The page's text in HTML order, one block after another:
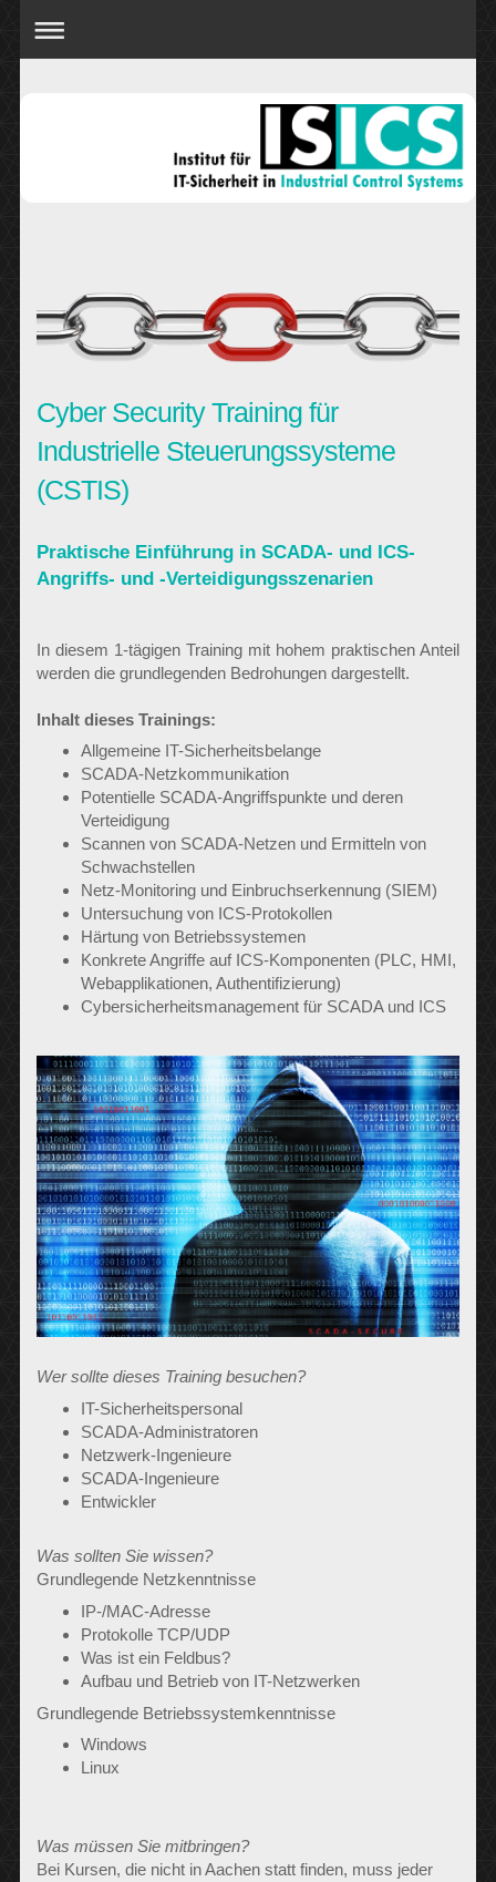
Cyber Security Training für
Industrielle Steuerungssysteme
(CSTIS)
Praktische Einführung in SCADA- und ICS-
Angriffs- und -Verteidigungsszenarien
In diesem 1-tägigen Training mit hohem praktischen Anteil
werden die grundlegenden Bedrohungen dargestellt.
Inhalt dieses Trainings:
Allgemeine IT-Sicherheitsbelange
SCADA-Netzkommunikation
Potentielle SCADA-Angriffspunkte und deren
Verteidigung
Scannen von SCADA-Netzen und Ermitteln von
Schwachstellen
Netz-Monitoring und Einbruchserkennung (SIEM)
Untersuchung von ICS-Protokollen
Härtung von Betriebssystemen
Konkrete Angriffe auf ICS-Komponenten (PLC, HMI,
Webapplikationen, Authentifizierung)
Cybersicherheitsmanagement für SCADA und ICS
Wer sollte dieses Training besuchen?
IT-Sicherheitspersonal
SCADA-Administratoren
Netzwerk-Ingenieure
SCADA-Ingenieure
Entwickler
Was sollten Sie wissen?
Grundlegende Netzkenntnisse
IP-/MAC-Adresse
Protokolle TCP/UDP
Was ist ein Feldbus?
Aufbau und Betrieb von IT-Netzwerken
Grundlegende Betriebssystemkenntnisse
Windows
Linux
Was müssen Sie mitbringen?
Bei Kursen, die nicht in Aachen statt finden, muss jeder